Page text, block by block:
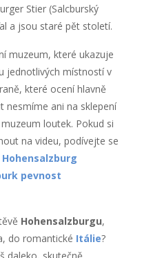
Stier (Salcburský
a jsou staré pět století.
muzeum, které ukazuje
jednotlivých místností v
které ocení hlavně
nesmíme ani na sklepení
loutek. Pokud si
na videu, podívejte se
pevnost
Hohensalzburgu,
do romantické Itálie?